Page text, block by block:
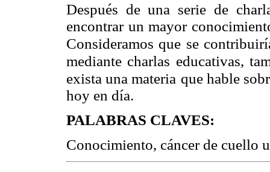
Después de una serie de
encontrar un mayor
Consideramos que se
mediante charlas educativas,
exista una materia que hable
hoy en día.
PALABRAS CLAVES:
Conocimiento, cáncer de cuello